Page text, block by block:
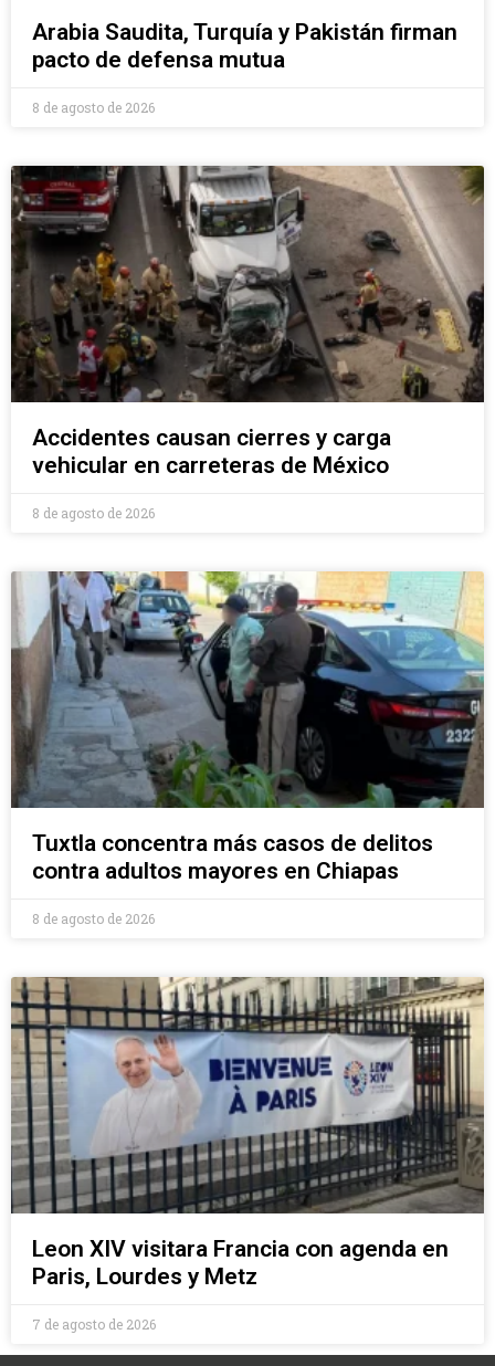
Arabia Saudita, Turquía y Pakistán firman
pacto de defensa mutua
8 de agosto de 2026
Accidentes causan cierres y carga
vehicular en carreteras de México
8 de agosto de 2026
Tuxtla concentra más casos de delitos
contra adultos mayores en Chiapas
8 de agosto de 2026
Leon XIV visitara Francia con agenda en
Paris, Lourdes y Metz
7 de agosto de 2026